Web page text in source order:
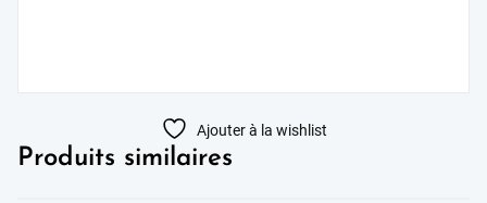
Ajouter à la wishlist
Produits similaires